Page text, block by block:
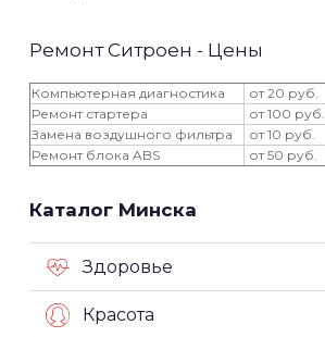
Ремонт Ситроен - Цены
Компьютерная диагностика
от 20 руб.
Ремонт стартера
от 100 руб.
Замена воздушного фильтра
от 10 руб.
Ремонт блока ABS
от 50 руб.
Каталог Минска
Здоровье
Красота